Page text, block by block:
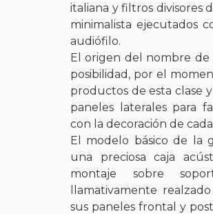
italiana y filtros divisores
minimalista ejecutados
audiófilo.
El origen del nombre de
posibilidad, por el
productos de esta clase
paneles laterales para
con la decoración de cada
El modelo básico de la
una preciosa caja
montaje sobre
llamativamente
sus paneles frontal y